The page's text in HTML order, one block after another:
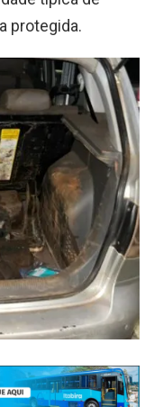
protegida.